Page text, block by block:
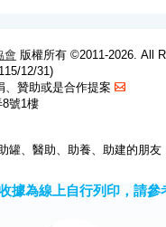
會 版權所有 ©2011-2026. All
12/31)
、贊助或是合作提案
號1樓
罐、醫助、助養、助建的朋
收據為線上自行列印，請參